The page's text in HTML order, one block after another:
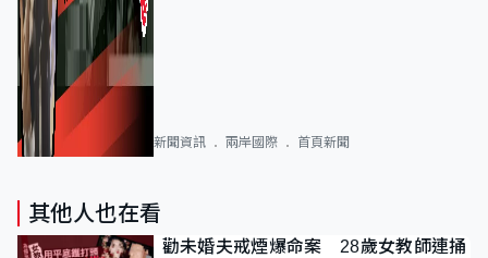
新聞資訊 兩岸國際 首頁新聞
其他人也在看
勸未婚夫戒煙爆命案 28歲女教師連捅